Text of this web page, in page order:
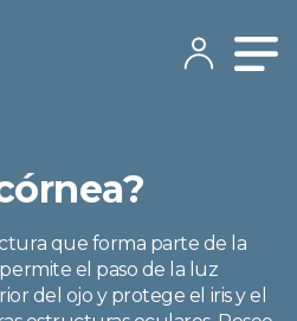
que forma parte de la
el paso de la luz
del ojo y protege el iris y el